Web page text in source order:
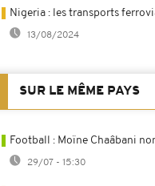
Nigeria : les transports
13/08/2024
SUR LE MÊME PAYS
Football : Moïne Chaâbani
29/07 - 15:30